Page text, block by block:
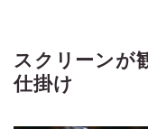
スクリーンが
仕掛け